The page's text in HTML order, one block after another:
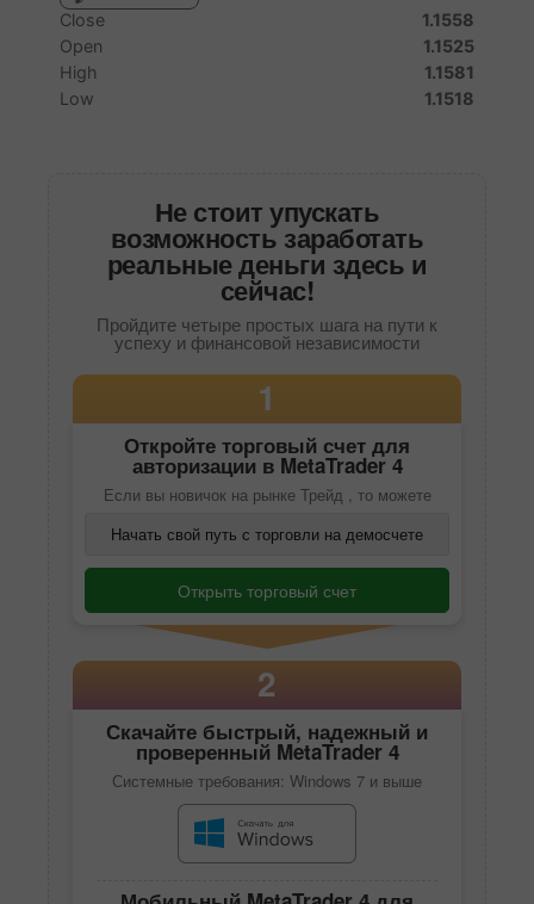
Не стоит упускать
возможность заработать
реальные деньги здесь и
сейчас!
Пройдите четыре простых шага на пути к
успеху и финансовой независимости
1
Откройте торговый счет для
авторизации в MetaTrader 4
Если вы новичок на рынке Трейд , то можете
Начать свой путь с торговли на демосчете
Открыть торговый счет
2
Скачайте быстрый, надежный и
проверенный MetaTrader 4
Системные требования: Windows 7 и выше